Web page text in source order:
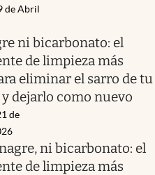
de Abril
ni bicarbonato: el
de limpieza más
eliminar el sarro de tu
dejarlo como nuevo
de
ni bicarbonato: el
de limpieza más